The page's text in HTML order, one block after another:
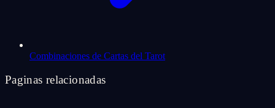
Combinaciones de Cartas del Tarot
Paginas relacionadas